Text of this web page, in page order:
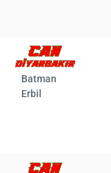
Batman
Erbil